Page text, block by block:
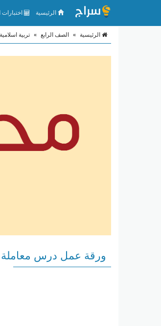
الرئيسية اختبارات
الرئيسية » الصف الرابع » تربية اسلامية
ورقة عمل درس معاملة